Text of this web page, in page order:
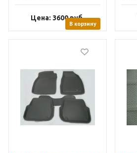
Цена: 3600руб.
В корзину